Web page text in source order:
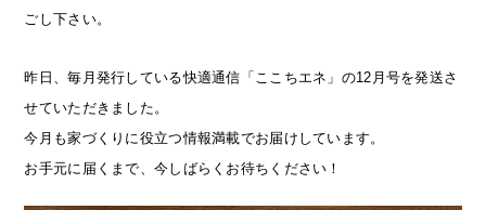
ごし下さい。
昨日、毎月発行している快適通信「ここちエネ」の12月号を発送さ
せていただきました。
今月も家づくりに役立つ情報満載でお届けしています。
お手元に届くまで、今しばらくお待ちください！